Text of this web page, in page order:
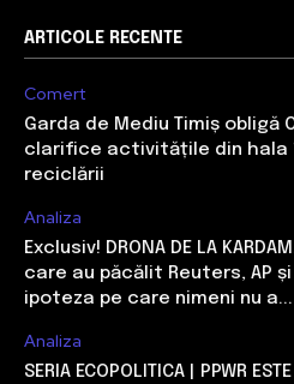
ARTICOLE RECENTE
Comert
Garda de Mediu Timiș obligă
clarifice activitățile din hala
reciclării
Analiza
Exclusiv! DRONA DE LA
care au păcălit Reuters, AP
ipoteza pe care nimeni nu a...
Analiza
SERIA ECOPOLITICA | PPWR